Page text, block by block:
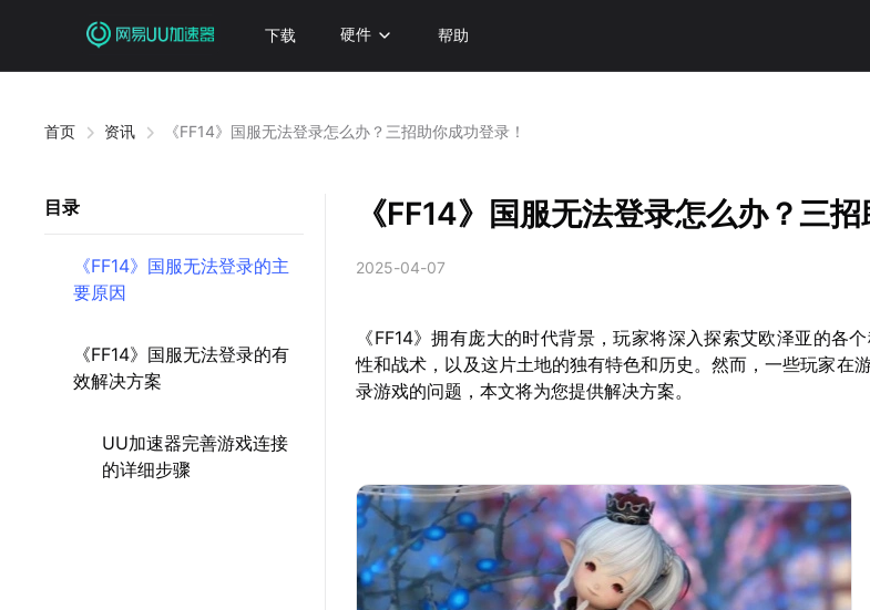
下载 硬件 帮助
首页 资讯 《FF14》国服无法登录怎么办？三招助你成功登录！
目录
《FF14》国服无法登录的主
要原因
《FF14》国服无法登录的有
效解决方案
UU加速器完善游戏连接
的详细步骤
《FF14》国服无法登录怎么办？三招
2025-04-07
《FF14》拥有庞大的时代背景，玩家将深入探索艾欧泽亚的各
性和战术，以及这片土地的独有特色和历史。然而，一些玩家在
录游戏的问题，本文将为您提供解决方案。